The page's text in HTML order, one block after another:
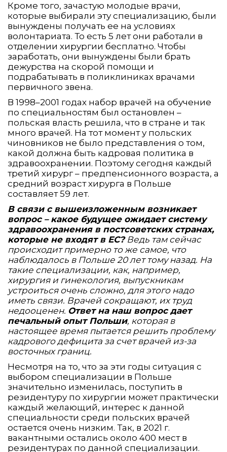
Кроме того, зачастую молодые врачи,
которые выбирали эту специализацию, были
вынуждены получать ее на условиях
волонтариата. То есть 5 лет они работали в
отделении хирургии бесплатно. Чтобы
заработать, они вынуждены были брать
дежурства на скорой помощи и
подрабатывать в поликлиниках врачами
первичного звена.
В 1998–2001 годах набор врачей на обучение
по специальностям был остановлен –
польская власть решила, что в стране и так
много врачей. На тот момент у польских
чиновников не было представления о том,
какой должна быть кадровая политика в
здравоохранении. Поэтому сегодня каждый
третий хирург – предпенсионного возраста, а
средний возраст хирурга в Польше
составляет 59 лет.
В связи с вышеизложенным возникает
вопрос – какое будущее ожидает систему
здравоохранения в постсоветских странах,
которые не входят в ЕС?Ведь там сейчас
происходит примерно то же самое, что
наблюдалось в Польше 20 лет тому назад. На
такие специализации, как, например,
хирургия и гинекология, выпускникам
устроиться очень сложно, для этого надо
иметь связи. Врачей сокращают, их труд
недооценен. Ответ на наш вопрос дает
печальный опыт Польши, которая в
настоящее время пытается решить проблему
кадрового дефицита за счет врачей из-за
восточных границ.
Несмотря на то, что за эти годы ситуация с
выбором специализации в Польше
значительно изменилась, поступить в
резидентуру по хирургии может практически
каждый желающий, интерес к данной
специальности среди польских врачей
остается очень низким. Так, в 2021 г.
вакантными остались около 400 мест в
резидентурах по данной специализации.